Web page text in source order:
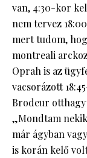
van, 4:30-kor
nem tervez
mert tudom,
montreali
Oprah is az
vacsorázott
Brodeur
„Mondtam
már ágyban
is korán kelő